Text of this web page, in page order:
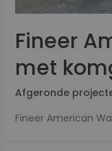
Fineer
met
Afgeronde
Fineer American